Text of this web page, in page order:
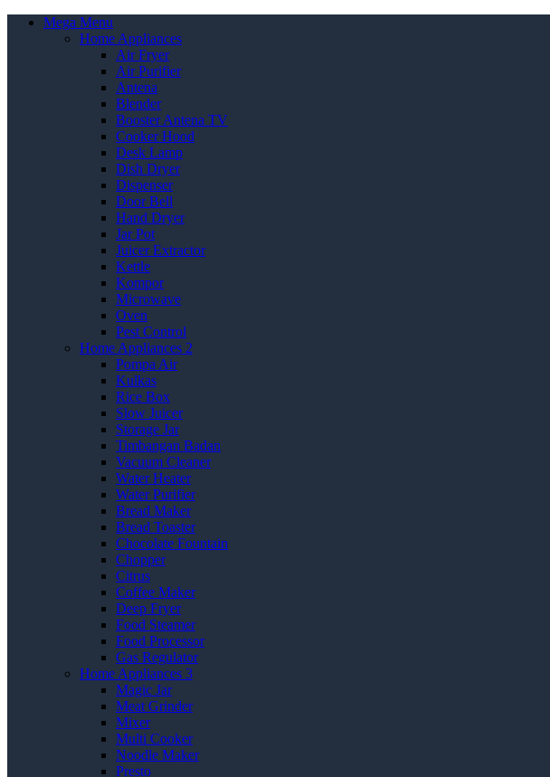
Mega Menu
Home Appliances
Air Fryer
Air Purifier
Antena
Blender
Booster Antena TV
Cooker Hood
Desk Lamp
Dish Dryer
Dispenser
Door Bell
Hand Dryer
Jar Pot
Juicer Extractor
Kettle
Kompor
Microwave
Oven
Pest Control
Home Appliances 2
Pompa Air
Kulkas
Rice Box
Slow Juicer
Storage Jar
Timbangan Badan
Vacuum Cleaner
Water Heater
Water Purifier
Bread Maker
Bread Toaster
Chocolate Fountain
Chopper
Citrus
Coffee Maker
Deep Fryer
Food Steamer
Food Processor
Gas Regulator
Home Appliances 3
Magic Jar
Meat Grinder
Mixer
Multi Cooker
Noodle Maker
Presto